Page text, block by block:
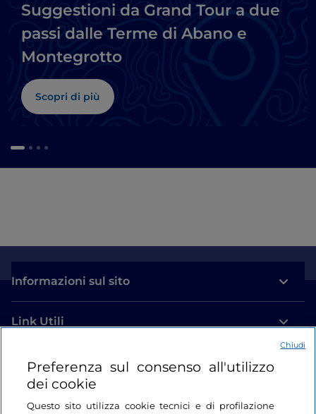
Suggestioni da Grand Tour a due
passi dalle Terme di Abano e
Montegrotto
Scopri di più
Informazioni sul sito
Link Utili
Login
Restiamo in contatto
Preferenza sul consenso all'utilizzo
dei cookie
Questo sito utilizza cookie tecnici e di profilazione
Chiudi